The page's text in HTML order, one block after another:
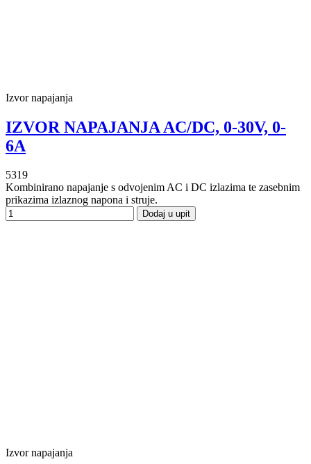
Izvor napajanja
IZVOR NAPAJANJA AC/DC, 0-30V, 0-
6A
5319
Kombinirano napajanje s odvojenim AC i DC izlazima te zasebnim
prikazima izlaznog napona i struje.
Dodaj u upit
Izvor napajanja